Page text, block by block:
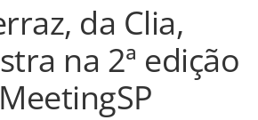
da Clia,
na 2ª edição